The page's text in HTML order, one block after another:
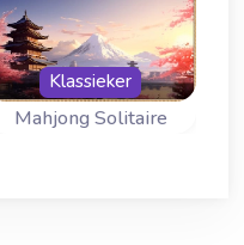
Mahjong Solitaire
Klassieker